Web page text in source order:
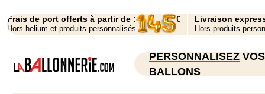
Frais de port offerts à partir de :
Hors helium et produits personnalisés
€ Livraison
Hors produits
PERSONNALISEZ VOS
BALLONS